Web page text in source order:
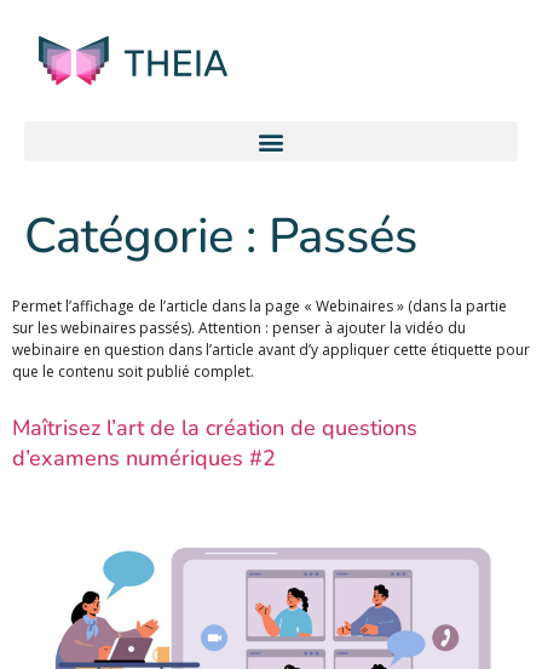
Catégorie : Passés
Permet l’affichage de l’article dans la page « Webinaires » (dans la partie
sur les webinaires passés). Attention : penser à ajouter la vidéo du
webinaire en question dans l’article avant d’y appliquer cette étiquette pour
que le contenu soit publié complet.
Maîtrisez l’art de la création de questions
d’examens numériques #2